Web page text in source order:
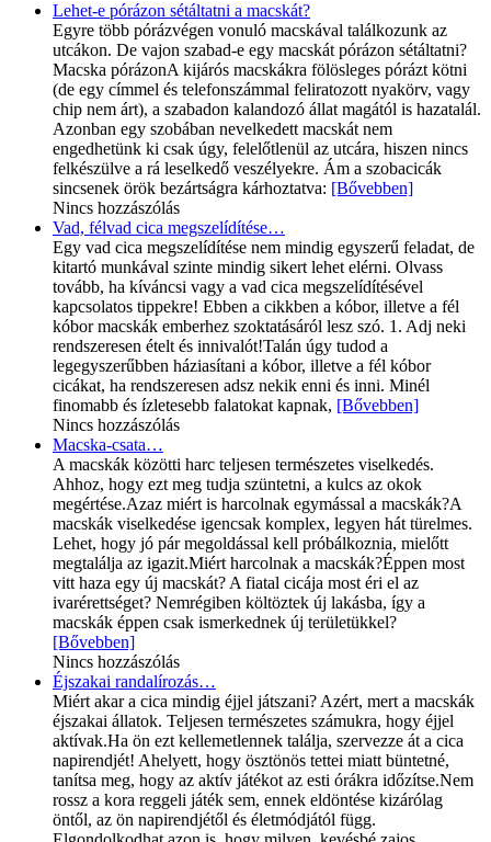
Lehet-e pórázon sétáltatni a macskát?
Egyre több pórázvégen vonuló macskával találkozunk az
utcákon. De vajon szabad-e egy macskát pórázon sétáltatni?
Macska pórázonA kijárós macskákra fölösleges pórázt kötni
(de egy címmel és telefonszámmal feliratozott nyakörv, vagy
chip nem árt), a szabadon kalandozó állat magától is hazatalál.
Azonban egy szobában nevelkedett macskát nem
engedhetünk ki csak úgy, felelőtlenül az utcára, hiszen nincs
felkészülve a rá leselkedő veszélyekre. Ám a szobacicák
sincsenek örök bezártságra kárhoztatva: [Bővebben]
Nincs hozzászólás
Vad, félvad cica megszelídítése…
Egy vad cica megszelídítése nem mindig egyszerű feladat, de
kitartó munkával szinte mindig sikert lehet elérni. Olvass
tovább, ha kíváncsi vagy a vad cica megszelídítésével
kapcsolatos tippekre! Ebben a cikkben a kóbor, illetve a fél
kóbor macskák emberhez szoktatásáról lesz szó. 1. Adj neki
rendszeresen ételt és innivalót!Talán úgy tudod a
legegyszerűbben háziasítani a kóbor, illetve a fél kóbor
cicákat, ha rendszeresen adsz nekik enni és inni. Minél
finomabb és ízletesebb falatokat kapnak, [Bővebben]
Nincs hozzászólás
Macska-csata…
A macskák közötti harc teljesen természetes viselkedés.
Ahhoz, hogy ezt meg tudja szüntetni, a kulcs az okok
megértése.Azaz miért is harcolnak egymással a macskák?A
macskák viselkedése igencsak komplex, legyen hát türelmes.
Lehet, hogy jó pár megoldással kell próbálkoznia, mielőtt
megtalálja az igazit.Miért harcolnak a macskák?Éppen most
vitt haza egy új macskát? A fiatal cicája most éri el az
ivarérettséget? Nemrégiben költöztek új lakásba, így a
macskák éppen csak ismerkednek új területükkel?
[Bővebben]
Nincs hozzászólás
Éjszakai randalírozás…
Miért akar a cica mindig éjjel játszani? Azért, mert a macskák
éjszakai állatok. Teljesen természetes számukra, hogy éjjel
aktívak.Ha ön ezt kellemetlennek találja, szervezze át a cica
napirendjét! Ahelyett, hogy ösztönös tettei miatt büntetné,
tanítsa meg, hogy az aktív játékot az esti órákra időzítse.Nem
rossz a kora reggeli játék sem, ennek eldöntése kizárólag
öntől, az ön napirendjétől és életmódjától függ.